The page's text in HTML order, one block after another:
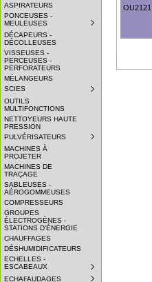
ASPIRATEURS
PONCEUSES -
MEULEUSES
DÉCAPEURS -
DÉCOLLEUSES
VISSEUSES -
PERCEUSES -
PERFORATEURS
MÉLANGEURS
SCIES
OUTILS
MULTIFONCTIONS
NETTOYEURS HAUTE
PRESSION
PULVÉRISATEURS
MACHINES À
PROJETER
MACHINES DE
TRAÇAGE
SABLEUSES -
AÉROGOMMEUSES
COMPRESSEURS
GROUPES
ÉLECTROGÈNES -
STATIONS D'ÉNERGIE
CHAUFFAGES
DÉSHUMIDIFICATEURS
ECHELLES -
ESCABEAUX
COLLAPSED.
ECHAFAUDAGES
OU2121